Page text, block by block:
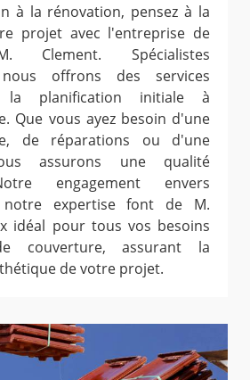
à la rénovation, pensez à la
projet avec l'entreprise de
Clement. Spécialistes
nous offrons des services
la planification initiale à
Que vous ayez besoin d'une
de réparations ou d'une
assurons une qualité
engagement envers
notre expertise font de M.
idéal pour tous vos besoins
couverture, assurant la
de votre projet.